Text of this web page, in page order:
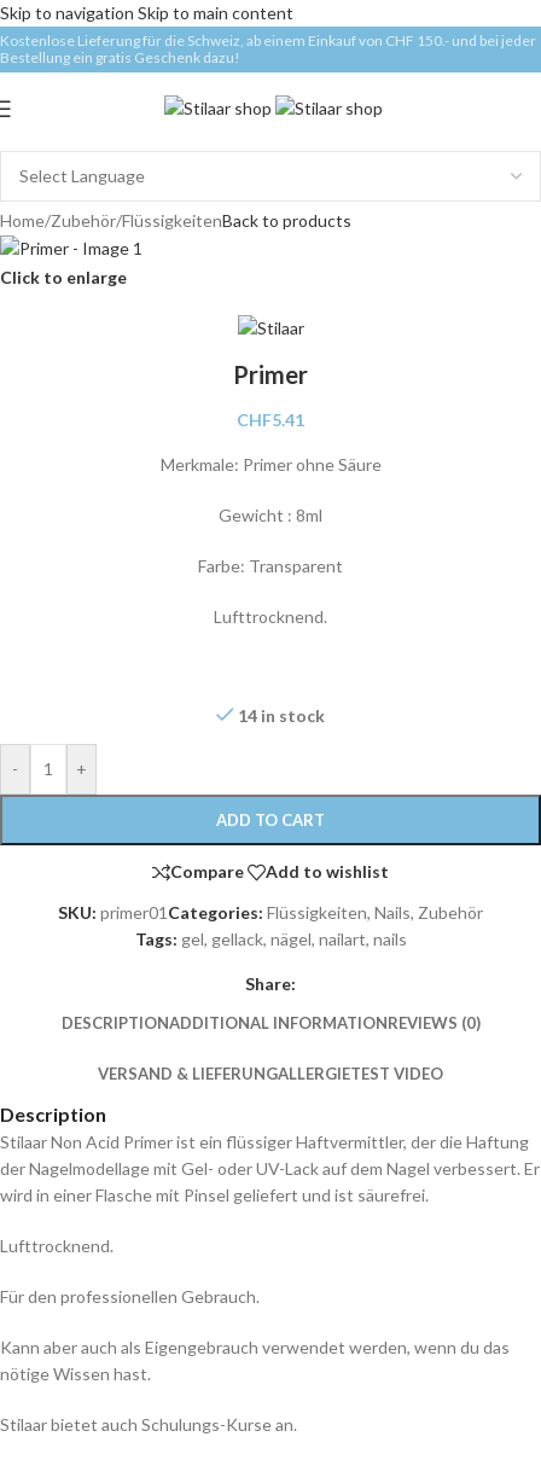
Skip to navigation Skip to main content
Kostenlose Lieferung für die Schweiz, ab einem Einkauf von CHF 150.- und bei jeder
Bestellung ein gratis Geschenk dazu!
Home/Zubehör/FlüssigkeitenBack to products
Click to enlarge
Primer
CHF5.41
Merkmale: Primer ohne Säure
Gewicht : 8ml
Farbe: Transparent
Lufttrocknend.
14 in stock
- +
ADD TO CART
Compare
Add to wishlist
SKU: primer01 Categories: Flüssigkeiten, Nails, Zubehör
Tags: gel, gellack, nägel, nailart, nails
Share:
DESCRIPTIONADDITIONAL INFORMATIONREVIEWS (0)
VERSAND & LIEFERUNGALLERGIETEST VIDEO
Description
Stilaar Non Acid Primer ist ein flüssiger Haftvermittler, der die Haftung
der Nagelmodellage mit Gel- oder UV-Lack auf dem Nagel verbessert. Er
wird in einer Flasche mit Pinsel geliefert und ist säurefrei.
Lufttrocknend.
Für den professionellen Gebrauch.
Kann aber auch als Eigengebrauch verwendet werden, wenn du das
nötige Wissen hast.
Stilaar bietet auch Schulungs-Kurse an.